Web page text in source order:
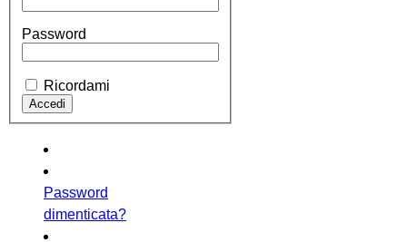
Password
Ricordami
Password
dimenticata?